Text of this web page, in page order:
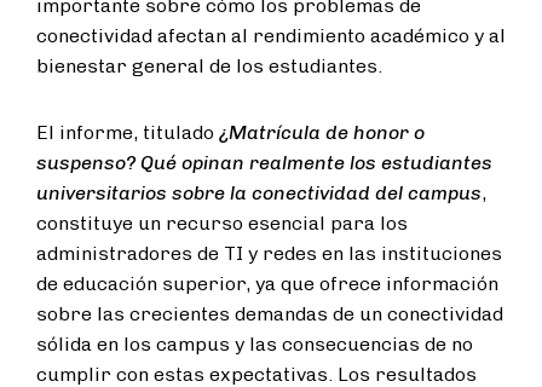
importante sobre cómo los problemas de
conectividad afectan al rendimiento académico y al
bienestar general de los estudiantes.
El informe, titulado ¿Matrícula de honor o
suspenso? Qué opinan realmente los estudiantes
universitarios sobre la conectividad del campus,
constituye un recurso esencial para los
administradores de TI y redes en las instituciones
de educación superior, ya que ofrece información
sobre las crecientes demandas de un conectividad
sólida en los campus y las consecuencias de no
cumplir con estas expectativas. Los resultados